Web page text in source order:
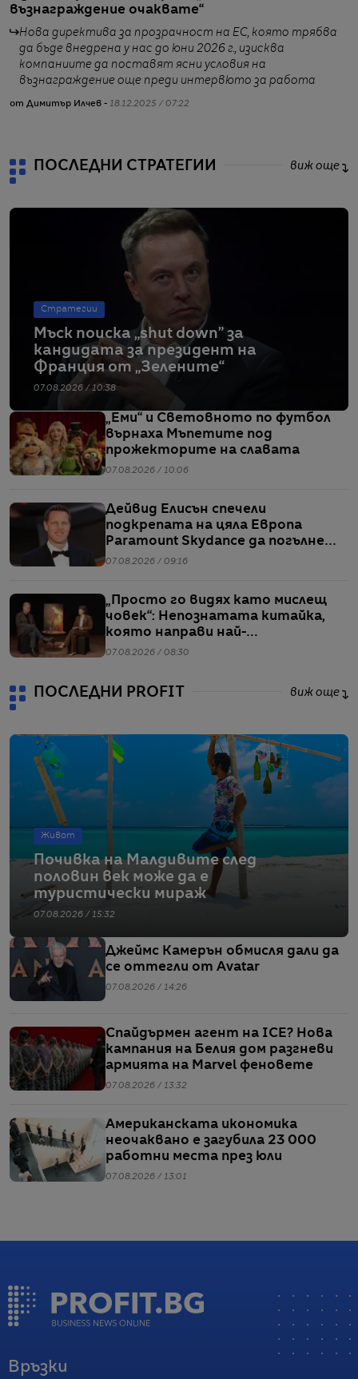
възнаграждение очаквате“
Нова директива за прозрачност на ЕС, която трябва
да бъде внедрена у нас до юни 2026 г., изисква
компаниите да поставят ясни условия на
възнаграждение още преди интервюто за работа
от Димитър Илчев - 18.12.2025 / 07:22
ПОСЛЕДНИ СТРАТЕГИИ виж още
Стратегии
Мъск поиска „shut down” за
кандидата за президент на
Франция от „Зелените“
07.08.2026 / 10:38
„Еми“ и Световното по футбол
върнаха Мъпетите под
прожекторите на славата
07.08.2026 / 10:06
Дейвид Елисън спечели
подкрепата на цяла Европа
Paramount Skydance да погълне
WBD
07.08.2026 / 09:16
„Просто го видях като мислещ
човек“: Непознатата китайка,
която направи най-
коментираното интервю с
07.08.2026 / 08:30
ПОСЛЕДНИ PROFIT виж още
Живот
Почивка на Малдивите след
половин век може да е
туристически мираж
07.08.2026 / 15:32
Джеймс Камерън обмисля дали да
се оттегли от Avatar
07.08.2026 / 14:26
Спайдърмен агент на ICE? Нова
кампания на Белия дом разгневи
армията на Marvel феновете
07.08.2026 / 13:32
Американската икономика
неочаквано е загубила 23 000
работни места през юли
07.08.2026 / 13:01
Връзки